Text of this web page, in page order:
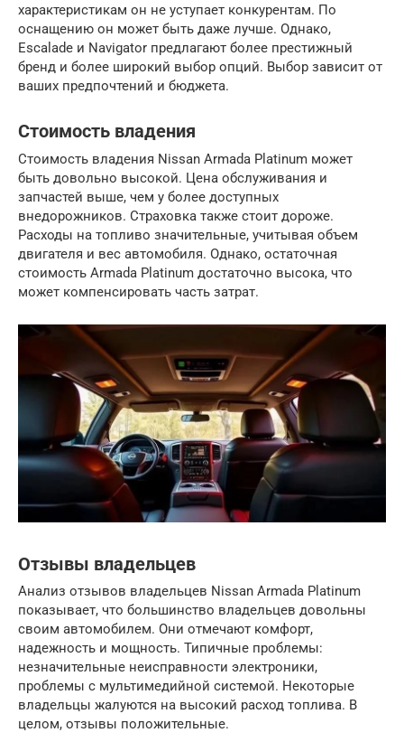
характеристикам он не уступает конкурентам. По
оснащению он может быть даже лучше. Однако,
Escalade и Navigator предлагают более престижный
бренд и более широкий выбор опций. Выбор зависит от
ваших предпочтений и бюджета.
Стоимость владения
Стоимость владения Nissan Armada Platinum может
быть довольно высокой. Цена обслуживания и
запчастей выше, чем у более доступных
внедорожников. Страховка также стоит дороже.
Расходы на топливо значительные, учитывая объем
двигателя и вес автомобиля. Однако, остаточная
стоимость Armada Platinum достаточно высока, что
может компенсировать часть затрат.
Отзывы владельцев
Анализ отзывов владельцев Nissan Armada Platinum
показывает, что большинство владельцев довольны
своим автомобилем. Они отмечают комфорт,
надежность и мощность. Типичные проблемы:
незначительные неисправности электроники,
проблемы с мультимедийной системой. Некоторые
владельцы жалуются на высокий расход топлива. В
целом, отзывы положительные.